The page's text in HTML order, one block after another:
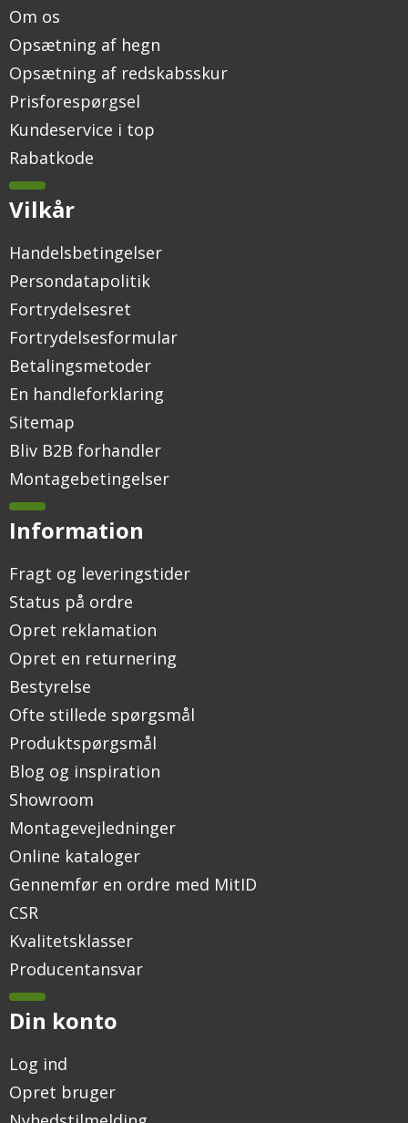
Om os
Opsætning af hegn
Opsætning af redskabsskur
Prisforespørgsel
Kundeservice i top
Rabatkode
Vilkår
Handelsbetingelser
Persondatapolitik
Fortrydelsesret
Fortrydelsesformular
Betalingsmetoder
En handleforklaring
Sitemap
Bliv B2B forhandler
Montagebetingelser
Information
Fragt og leveringstider
Status på ordre
Opret reklamation
Opret en returnering
Bestyrelse
Ofte stillede spørgsmål
Produktspørgsmål
Blog og inspiration
Showroom
Montagevejledninger
Online kataloger
Gennemfør en ordre med MitID
CSR
Kvalitetsklasser
Producentansvar
Din konto
Log ind
Opret bruger